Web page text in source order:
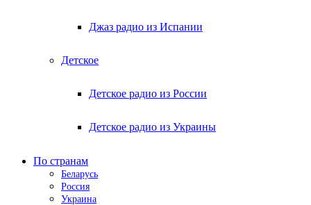
Джаз радио из Испании
Детское
Детское радио из России
Детское радио из Украины
По странам
Беларусь
Россия
Украина